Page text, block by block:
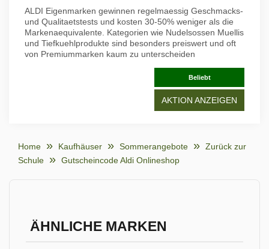
ALDI Eigenmarken gewinnen regelmaessig Geschmacks-
und Qualitaetstests und kosten 30-50% weniger als die
Markenaequivalente. Kategorien wie Nudelsossen Muellis
und Tiefkuehlprodukte sind besonders preiswert und oft
von Premiummarken kaum zu unterscheiden
Beliebt
AKTION ANZEIGEN
Home Kaufhäuser Sommerangebote
Zurück zur
Schule
Gutscheincode Aldi Onlineshop
ÄHNLICHE MARKEN